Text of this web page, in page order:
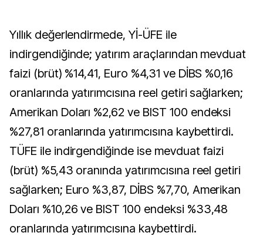
Yıllık değerlendirmede, Yİ-ÜFE ile
indirgendiğinde; yatırım araçlarından mevduat
faizi (brüt) %14,41, Euro %4,31 ve DİBS %0,16
oranlarında yatırımcısına reel getiri sağlarken;
Amerikan Doları %2,62 ve BIST 100 endeksi
%27,81 oranlarında yatırımcısına kaybettirdi.
TÜFE ile indirgendiğinde ise mevduat faizi
(brüt) %5,43 oranında yatırımcısına reel getiri
sağlarken; Euro %3,87, DİBS %7,70, Amerikan
Doları %10,26 ve BIST 100 endeksi %33,48
oranlarında yatırımcısına kaybettirdi.